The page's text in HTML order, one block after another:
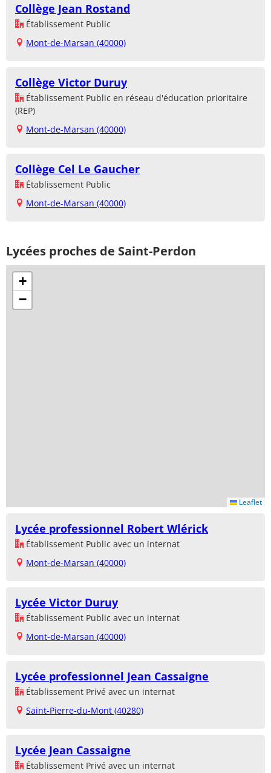
Collège Jean Rostand
Établissement Public
Mont-de-Marsan (40000)
Collège Victor Duruy
Établissement Public en réseau d'éducation prioritaire
(REP)
Mont-de-Marsan (40000)
Collège Cel Le Gaucher
Établissement Public
Mont-de-Marsan (40000)
Lycées proches de Saint-Perdon
+
−
Leaflet
Lycée professionnel Robert Wlérick
Établissement Public avec un internat
Mont-de-Marsan (40000)
Lycée Victor Duruy
Établissement Public avec un internat
Mont-de-Marsan (40000)
Lycée professionnel Jean Cassaigne
Établissement Privé avec un internat
Saint-Pierre-du-Mont (40280)
Lycée Jean Cassaigne
Établissement Privé avec un internat